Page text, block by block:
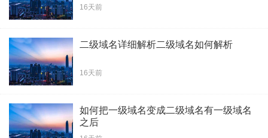
16天前
二级域名详细解析二级域名如何解析
16天前
如何把一级域名变成二级域名有一级域名
之后